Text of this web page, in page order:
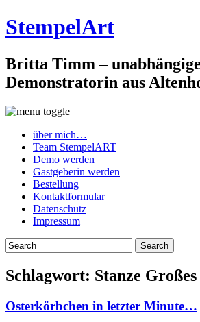
StempelArt
Britta Timm –
Demonstratorin aus
über mich…
Team StempelART
Demo werden
Gastgeberin werden
Bestellung
Kontaktformular
Datenschutz
Impressum
Schlagwort: Stanze
Osterkörbchen in letzter Minute…